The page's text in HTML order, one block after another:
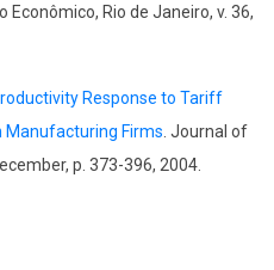
Econômico, Rio de Janeiro, v. 36,
Response to Tariff
Manufacturing Firms . Journal of
p. 373-396, 2004.